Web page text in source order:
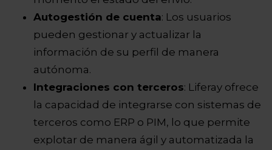
Autogestión de cuenta: Los usuarios
pueden gestionar y actualizar la
información de su perfil de manera
autónoma.
Integraciones con terceros: Liferay ofrece
la capacidad de integrarse con sistemas de
terceros como ERP o PIM, lo que permite
explotar de manera ágil y automatizada la